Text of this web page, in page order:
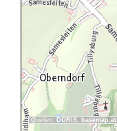
Quellen: DORIS, basemap.at